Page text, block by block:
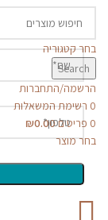
בחר קטגוריה
Search
הרשמה/התחברות
0 רשימת המשאלות
0 פריטים ₪0.00
בחר מוצר